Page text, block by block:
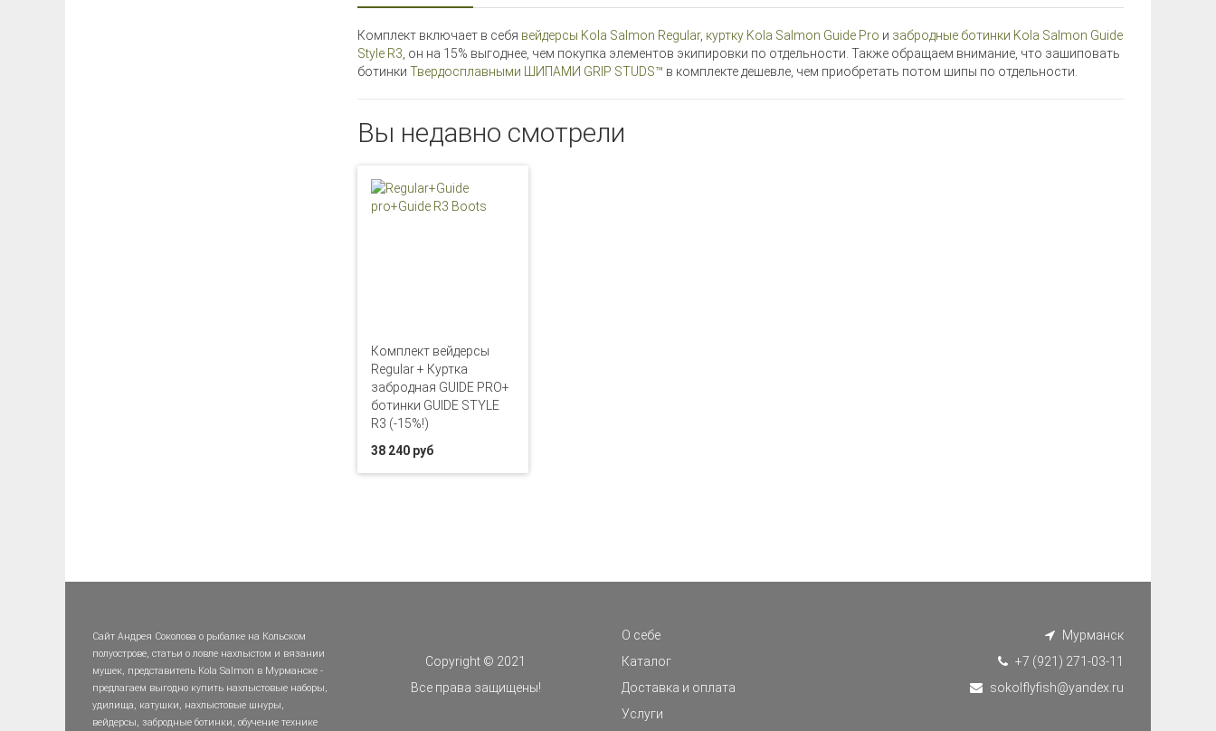
Комплект включает в себя вейдерсы Kola Salmon Regular, куртку Kola Salmon Guide Pro и забродные ботинки Kola Salmon Guide
Style R3 , он на 15% выгоднее, чем покупка элементов экипировки по отдельности. Также обращаем внимание, что зашиповать
ботинки Твердосплавными ШИПАМИ GRIP STUDS™ в комплекте дешевле, чем приобретать потом шипы по отдельности.
Вы недавно смотрели
Комплект вейдерсы
Regular + Куртка
забродная GUIDE PRO+
ботинки GUIDE STYLE
R3 (-15%!)
38 240 руб
Сайт Андрея Соколова о рыбалке на Кольском
полуострове, статьи о ловле нахлыстом и вязании
мушек, представитель Kola Salmon в Мурманске -
предлагаем выгодно купить нахлыстовые наборы,
удилища, катушки, нахлыстовые шнуры,
вейдерсы, забродные ботинки, обучение технике
Copyright © 2021
Все права защищены!
О себе
Каталог
Доставка и оплата
Услуги
Мурманск
+7 (921) 271-03-11
sokolflyfish@yandex.ru